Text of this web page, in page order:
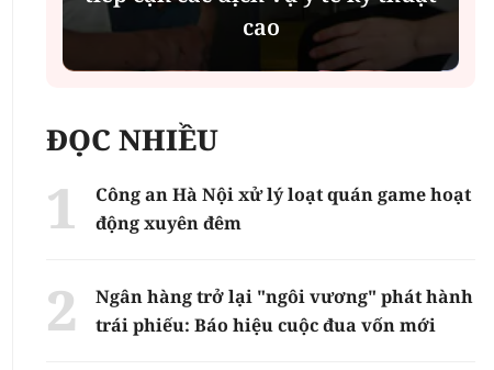
cao
ĐỌC NHIỀU
Công an Hà Nội xử lý loạt quán game hoạt
động xuyên đêm
Ngân hàng trở lại "ngôi vương" phát hành
trái phiếu: Báo hiệu cuộc đua vốn mới